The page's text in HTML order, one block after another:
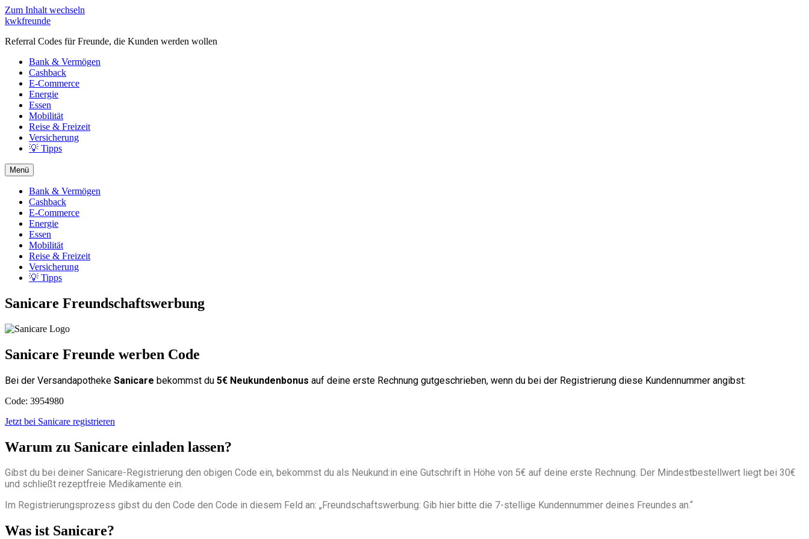
Zum Inhalt wechseln
kwkfreunde
Referral Codes für Freunde, die Kunden werden wollen
Bank & Vermögen
Cashback
E-Commerce
Energie
Essen
Mobilität
Reise & Freizeit
Versicherung
💡 Tipps
Menü
Bank & Vermögen
Cashback
E-Commerce
Energie
Essen
Mobilität
Reise & Freizeit
Versicherung
💡 Tipps
Sanicare Freundschaftswerbung​
Sanicare Freunde werben Code​
Bei der Versandapotheke Sanicare bekommst du 5€ Neukundenbonus auf deine erste Rechnung gutgeschrieben, wenn du bei der Registrierung diese Kundennummer angibst:
Code: 3954980
Jetzt bei Sanicare registrieren
Warum zu Sanicare einladen lassen?​
Gibst du bei deiner Sanicare-Registrierung den obigen Code ein, bekommst du als Neukund:in eine Gutschrift in Höhe von 5€ auf deine erste Rechnung. Der Mindestbestellwert liegt bei 30€
und schließt rezeptfreie Medikamente ein.
Im Registrierungsprozess gibst du den Code den Code in diesem Feld an: „Freundschaftswerbung: Gib hier bitte die 7-stellige Kundennummer deines Freundes an.“
Was ist Sanicare?​